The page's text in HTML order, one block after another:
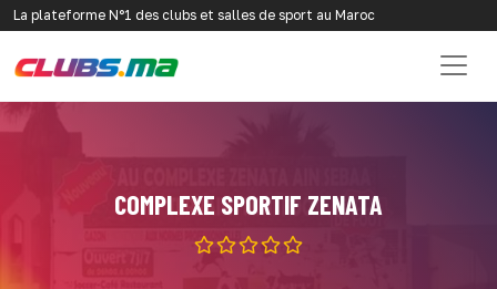
La plateforme N°1 des clubs et salles de sport au Maroc
COMPLEXE SPORTIF ZENATA